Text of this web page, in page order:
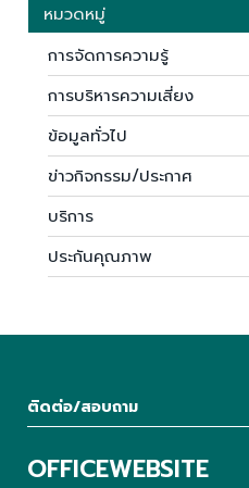
หมวดหมู่
การจัดการความรู้
การบริหารความเสี่ยง
ข้อมูลทั่วไป
ข่าวกิจกรรม/ประกาศ
บริการ
ประกันคุณภาพ
ติดต่อ/สอบถาม
OFFICEWEBSITE